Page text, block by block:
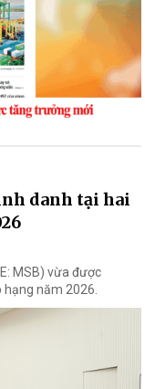
danh tại hai
MSB) vừa được
năm 2026.